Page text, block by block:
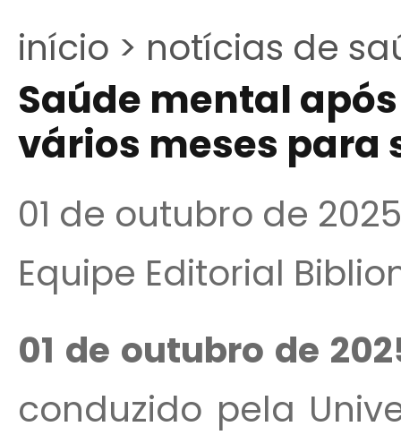
início > notícias de
Saúde mental
vários meses para
01 de outubro de 2025
Equipe Editorial
01 de outubro de
conduzido pela